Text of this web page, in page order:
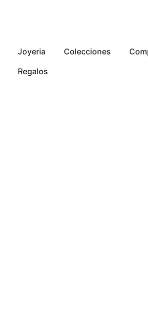
Joyeria Colecciones
Regalos